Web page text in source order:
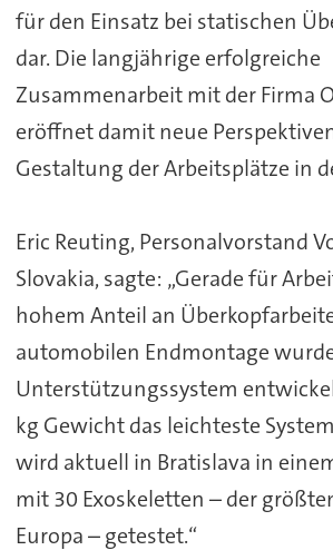
für den Einsatz bei statischen
dar. Die langjährige erfolgreiche
Zusammenarbeit mit der Firma
eröffnet damit neue
Gestaltung der Arbeitsplätze in
Eric Reuting, Personalvorstand
Slovakia, sagte: „Gerade für
hohem Anteil an
automobilen Endmontage
Unterstützungssystem
kg Gewicht das leichteste
wird aktuell in Bratislava in
mit 30 Exoskeletten – der
Europa – getestet.“